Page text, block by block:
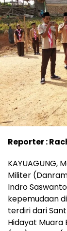
Reporter :
KAYUAGUNG,
Militer
Indro
kepemudaan
terdiri dari
Hidayat Muara